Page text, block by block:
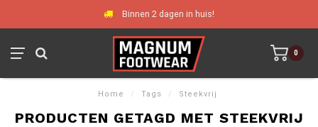
Binnen 2 dagen in huis!
0
Home / Tags / Steekvrij
PRODUCTEN GETAGD MET STEEKVRIJ